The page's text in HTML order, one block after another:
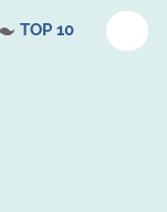
TOP 10